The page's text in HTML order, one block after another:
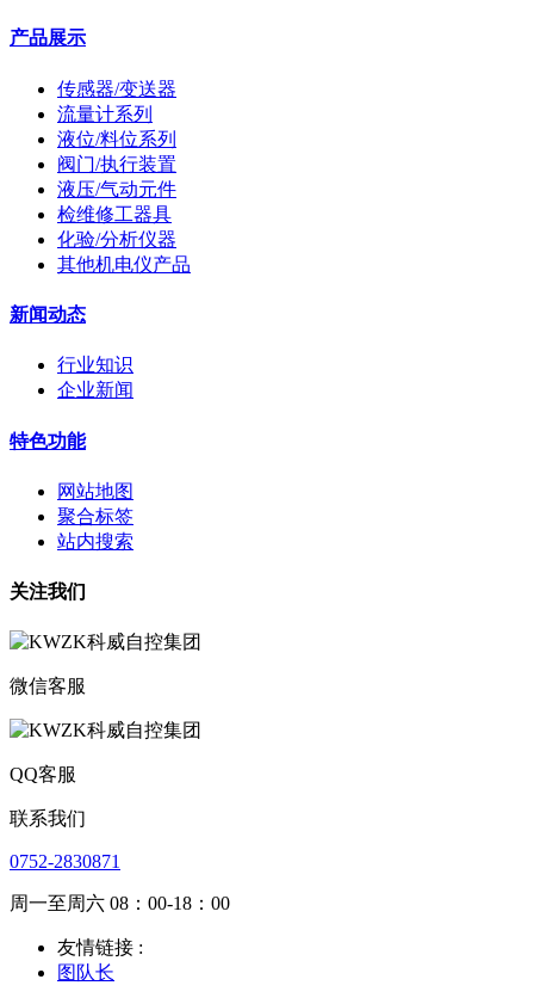
产品展示
传感器/变送器
流量计系列
液位/料位系列
阀门/执行装置
液压/气动元件
检维修工器具
化验/分析仪器
其他机电仪产品
新闻动态
行业知识
企业新闻
特色功能
网站地图
聚合标签
站内搜索
关注我们
微信客服
QQ客服
联系我们
0752-2830871
周一至周六 08：00-18：00
友情链接 :
图队长